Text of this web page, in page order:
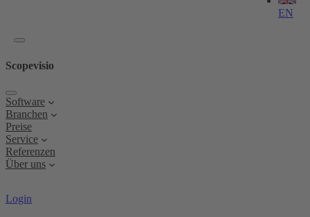
EN
Scopevisio
Software
Branchen
Preise
Service
Referenzen
Über uns
Login